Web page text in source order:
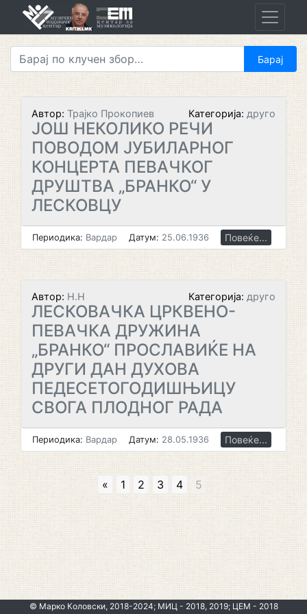
Автор: Трајко Прокопиев Категорија: друго
ЈОШ НЕКОЛИКО РЕЧИ
ПОВОДОМ ЈУБИЛАРНОГ
КОНЦЕРТА ПЕВАЧКОГ
ДРУШТВА „БРАНКО“ У
ЛЕСКОВЦУ
Периодика: Вардар Датум: 25.06.1936 Повеќе...
Автор: Н.Н Категорија: друго
ЛЕСКОВАЧКА ЦРКВЕНО-
ПЕВАЧКА ДРУЖИНА
„БРАНКО“ ПРОСЛАВИЌЕ НА
ДРУГИ ДАН ДУХОВА
ПЕДЕСЕТОГОДИШЊИЦУ
СВОГА ПЛОДНОГ РАДА
Периодика: Вардар Датум: 28.05.1936 Повеќе...
« 1 2 3 4 5
© Марко Коловски, 2018-2024; МИЦ - 2018, 2019; ЦЕМ - 2018